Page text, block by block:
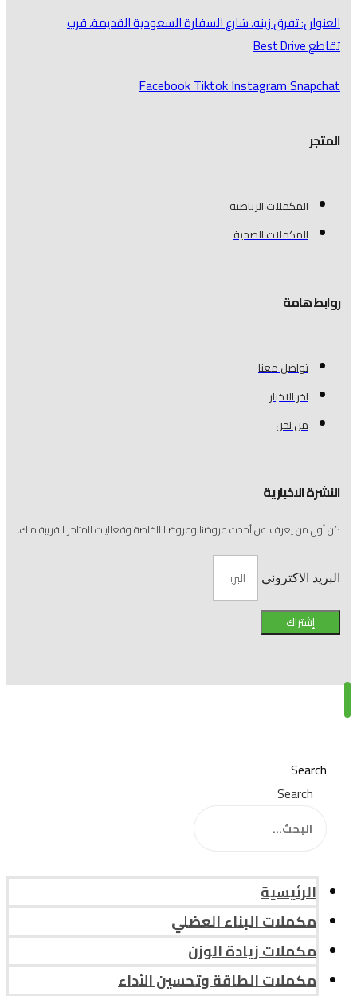
العنوان: تفرق زينه، شارع السفارة السعودية القديمة، قرب
تقاطع Best Drive
FacebookTiktokInstagramSnapchat
المتجر
المكملات الرياضية
المكملات الصحية
روابط هامة
تواصل معنا
اخر الاخبار
من نحن
النشرة الاخبارية
كن أول من يعرف عن أحدث عروضنا وعروضنا الخاصة وفعاليات المتاجر القريبة منك.
البريد الاكتروني
إشتراك
Search
Search
الرئيسية
مكملات البناء العضلي
مكملات زيادة الوزن
مكملات الطاقة وتحسين الأداء